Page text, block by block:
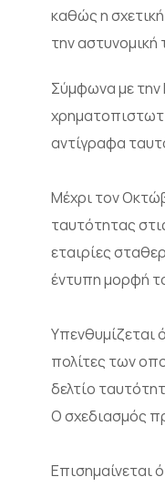
καθώς η
την
Σύμφωνα με την
αντίγραφα
Μέχρι τον
ταυτότητας
εταιρίες
έντυπη μορφή
Υπενθυμίζεται
πολίτες των
δελτίο
Ο σχεδιασμός
Επισημαίνεται